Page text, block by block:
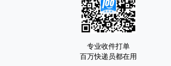
专业收件打单
百万快递员都在用